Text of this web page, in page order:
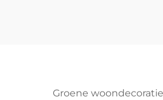
Groene